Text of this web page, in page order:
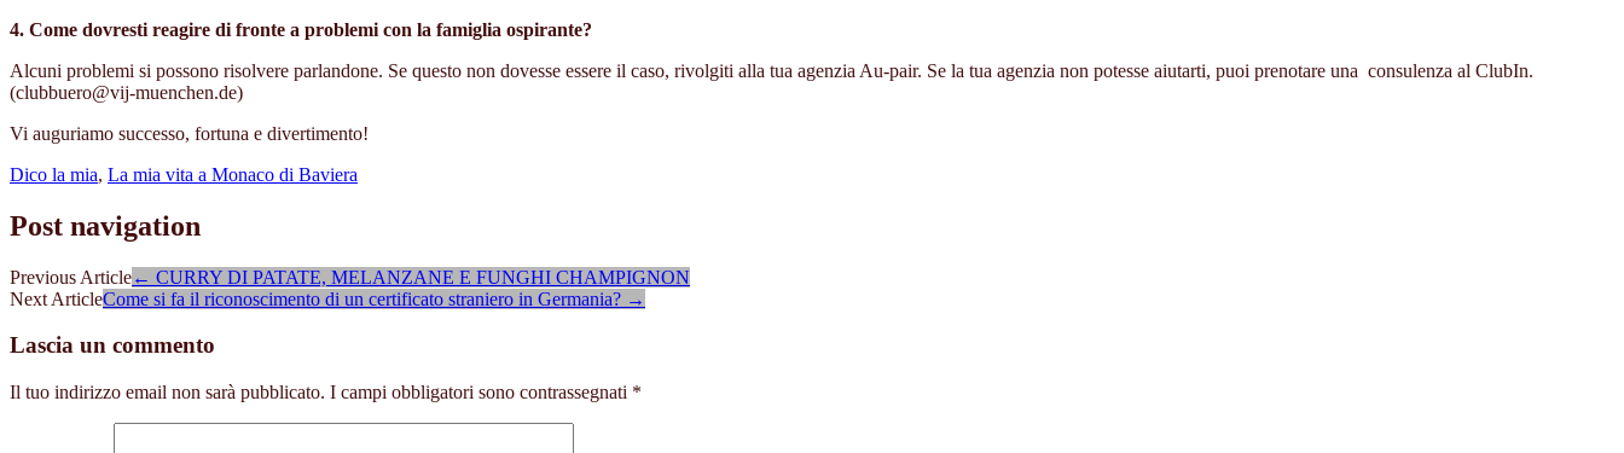
4. Come dovresti reagire di fronte a problemi con la famiglia ospirante?
Alcuni problemi si possono risolvere parlandone. Se questo non dovesse essere il caso, rivolgiti alla tua agenzia Au-pair. Se la tua agenzia non potesse aiutarti, puoi prenotare una consulenza al ClubIn.
(clubbuero@vij-muenchen.de)
Vi auguriamo successo, fortuna e divertimento!
Dico la mia, La mia vita a Monaco di Baviera
Post navigation
Previous Article← CURRY DI PATATE, MELANZANE E FUNGHI CHAMPIGNON
Next ArticleCome si fa il riconoscimento di un certificato straniero in Germania? →
Lascia un commento
Il tuo indirizzo email non sarà pubblicato. I campi obbligatori sono contrassegnati *